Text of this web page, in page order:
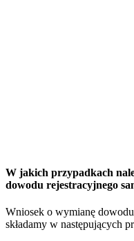
W jakich przypadkach
dowodu rejestracyjnego
Wniosek o wymianę
składamy w następujących